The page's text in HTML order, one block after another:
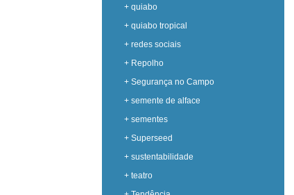
+ quiabo
+ quiabo tropical
+ redes sociais
+ Repolho
+ Segurança no Campo
+ semente de alface
+ sementes
+ Superseed
+ sustentabilidade
+ teatro